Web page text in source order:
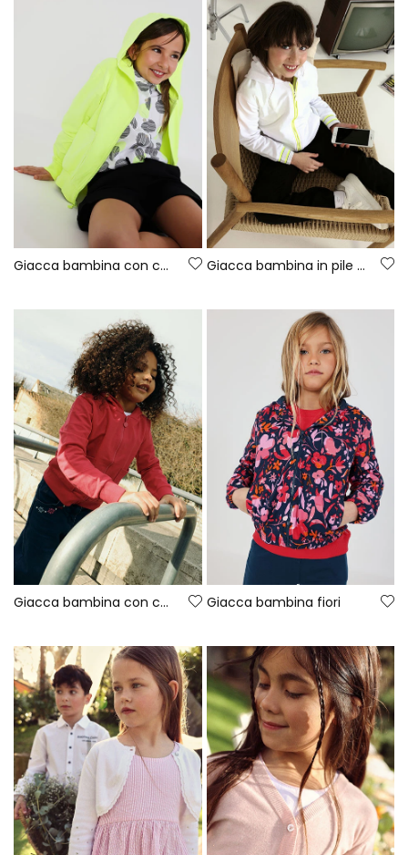
Giacca bambina con cappuccio in verde fluo Giacca bambina in pile bianco
Giacca bambina con cappuccio in rosso Giacca bambina fiori